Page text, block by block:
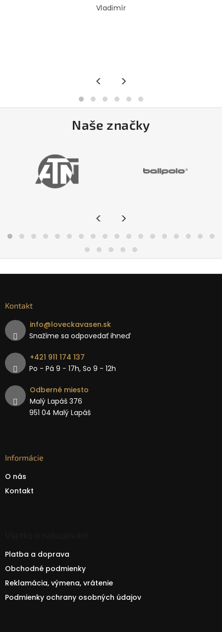
Vladimír
< >
Naše značky
< >
Kontakt
info@loveckavasen.sk
Snažíme sa odpovedať ihneď
+421 911 174 137
Po - Pá 9 − 17h, So 9 - 12h
Odberné miesto
Malý Lapáš 376
951 04 Malý Lapáš
Informácie
O nás
Kontakt
Platba a doprava
Obchodné podmienky
Reklamácia, výmena, vrátenie
Podmienky ochrany osobných údajov